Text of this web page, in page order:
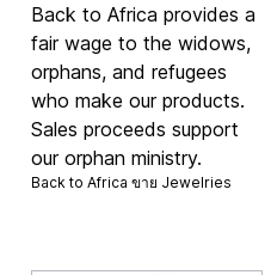
Back to Africa provides a
fair wage to the widows,
orphans, and refugees
who make our products.
Sales proceeds support
our orphan ministry.
Back to Africa ขาย Jewelries